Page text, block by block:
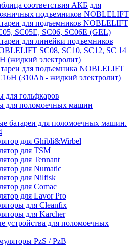
соответствия АКБ для
подъемников NOBLELIFT
для подъемников NOBLELIFT
SC05E, SC06, SC06E (GEL)
для линейки подъемников
SC08, SC10, SC12, SC 14
(жидкий электролит)
для подъемника NOBLELIFT
(310Ah - жидкий электролит)
для гольфкаров
для поломоечных машин
батареи для поломоечных машин.
для Ghibli&Wirbel
для TSM
для Tennant
для Numatic
для Nilfisk
для Comac
для Lavor Pro
для Cleanfix
для Karcher
устройства для поломоечных
PzS / PzB